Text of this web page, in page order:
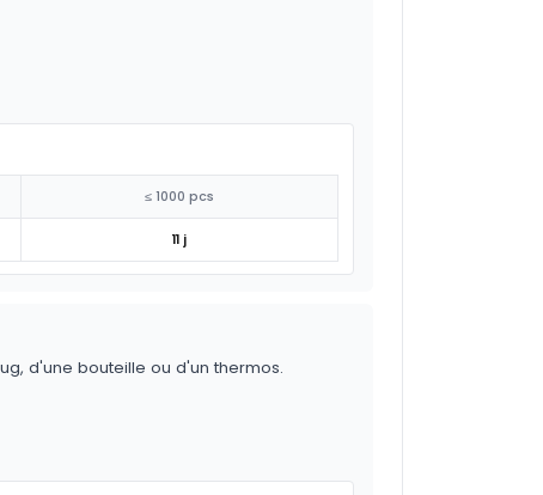
≤ 1000 pcs
11 j
d'une bouteille ou d'un thermos.